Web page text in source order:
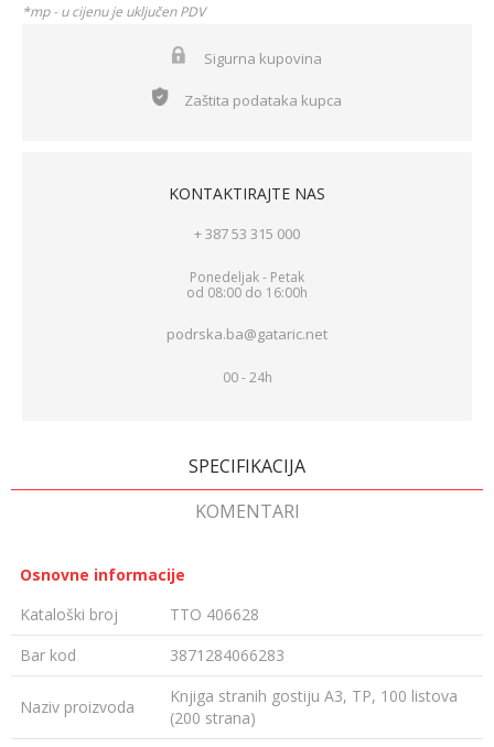
*mp - u cijenu je uključen PDV
Sigurna kupovina
Zaštita podataka kupca
KONTAKTIRAJTE NAS
+ 387 53 315 000
Ponedeljak - Petak
od 08:00 do 16:00h
podrska.ba@gataric.net
00 - 24h
SPECIFIKACIJA
KOMENTARI
Osnovne informacije
Kataloški broj
TTO 406628
Bar kod
3871284066283
Naziv proizvoda
Knjiga stranih gostiju A3, TP, 100 listova
(200 strana)